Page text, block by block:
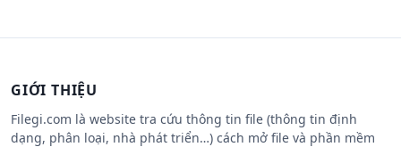
GIỚI THIỆU
Filegi.com là website tra cứu thông tin file (thông tin định
dạng, phân loại, nhà phát triển…) cách mở file và phần mềm